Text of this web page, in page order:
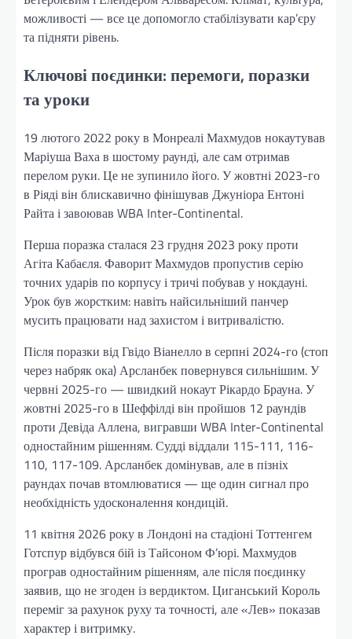
можливості — все це допомогло стабілізувати кар’єру
та підняти рівень.
Ключові поєдинки: перемоги, поразки
та уроки
19 лютого 2022 року в Монреалі Махмудов нокаутував
Маріуша Ваха в шостому раунді, але сам отримав
перелом руки. Це не зупинило його. У жовтні 2023-го
в Ріяді він блискавично фінішував Джуніора Ентоні
Райта і завоював WBA Inter-Continental.
Перша поразка сталася 23 грудня 2023 року проти
Агіта Кабаєля. Фаворит Махмудов пропустив серію
точних ударів по корпусу і тричі побував у нокдауні.
Урок був жорстким: навіть найсильніший панчер
мусить працювати над захистом і витривалістю.
Після поразки від Гвідо Віанелло в серпні 2024-го (стоп
через набряк ока) Арсланбек повернувся сильнішим. У
червні 2025-го — швидкий нокаут Рікардо Брауна. У
жовтні 2025-го в Шеффілді він пройшов 12 раундів
проти Девіда Аллена, вигравши WBA Inter-Continental
одностайним рішенням. Судді віддали 115-111, 116-
110, 117-109. Арсланбек домінував, але в пізніх
раундах почав втомлюватися — ще один сигнал про
необхідність удосконалення кондицій.
11 квітня 2026 року в Лондоні на стадіоні Тоттенгем
Готспур відбувся бій із Тайсоном Ф’юрі. Махмудов
програв одностайним рішенням, але після поєдинку
заявив, що не згоден із вердиктом. Циганський Король
переміг за рахунок руху та точності, але «Лев» показав
характер і витримку.